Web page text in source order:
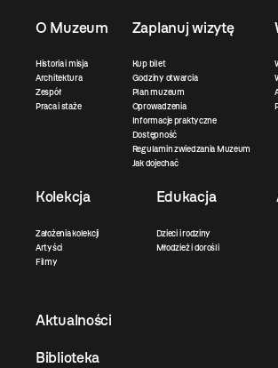
O Muzeum
Historia i misja
Architektura
Zespół
Praca i staże
Zaplanuj wizytę
Kup bilet
Godziny otwarcia
Plan muzeum
Oprowadzenia
Informacje praktyczne
Dostępność
Regulamin zwiedzania Muzeum
Jak dojechać
Kolekcja
Założenia kolekcji
Artyści
Filmy
Edukacja
Dzieci i rodziny
Młodzież i dorośli
Aktualności
Biblioteka